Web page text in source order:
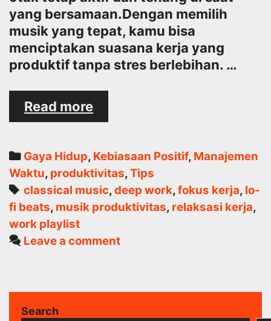
yang bersamaan.Dengan memilih
musik yang tepat, kamu bisa
menciptakan suasana kerja yang
produktif tanpa stres berlebihan. …
Read moreBagaimana
Menggunakan
untuk
Meningkatkan
Fokus
Bekerja
Categories
Gaya Hidup, Kebiasaan Positif, Manajemen
Waktu, produktivitas,Tips
Tags
classical music,deep work,fokus kerja, lo-
fi beats, musik produktivitas, relaksasi kerja,
work playlist
Leave a comment
Search